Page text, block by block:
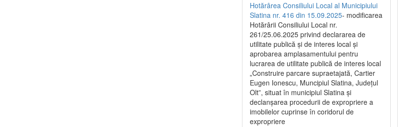
Hotărârea Consiliului Local al Municipiului
Slatina nr. 416 din 15.09.2025- modificarea
Hotărârii Consiliului Local nr.
261/25.06.2025 privind declararea de
utilitate publică și de interes local și
aprobarea amplasamentului pentru
lucrarea de utilitate publică de interes local
„Construire parcare supraetajată, Cartier
Eugen Ionescu, Muncipiul Slatina, Județul
Olt”, situat în municipiul Slatina și
declanșarea procedurii de expropriere a
imobilelor cuprinse în coridorul de
expropriere